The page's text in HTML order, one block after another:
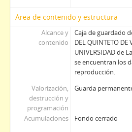
Área de contenido y estructura
Alcance y
contenido
Caja de guardado
DEL QUINTETO DE
UNIVERSIDAD de
se encuentran los
reproducción.
Valorización,
destrucción y
programación
Guarda
Acumulaciones
Fondo cerrado